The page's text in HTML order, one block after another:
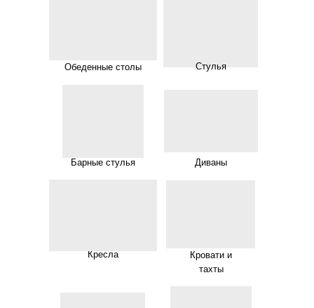
Обеденные столы Стулья
Барные стулья Диваны
Кровати и
тахты
Кресла